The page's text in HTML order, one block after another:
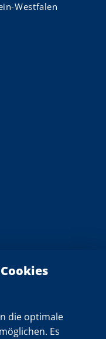
die optimale
Es
Westfalen